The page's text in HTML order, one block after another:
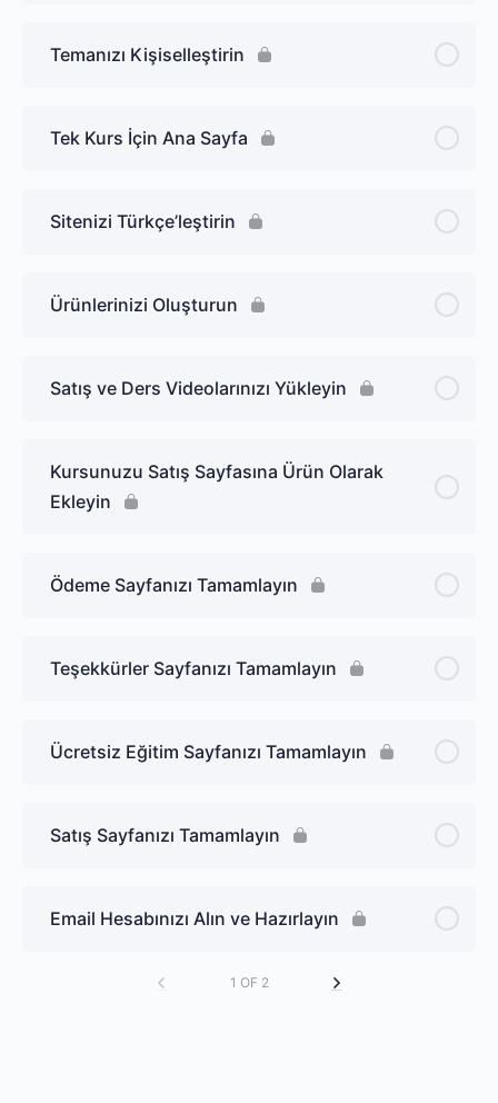
Temanızı Kişiselleştirin
Tek Kurs İçin Ana Sayfa
Sitenizi Türkçe’leştirin
Ürünlerinizi Oluşturun
Satış ve Ders Videolarınızı Yükleyin
Kursunuzu Satış Sayfasına Ürün Olarak
Ekleyin
Ödeme Sayfanızı Tamamlayın
Teşekkürler Sayfanızı Tamamlayın
Ücretsiz Eğitim Sayfanızı Tamamlayın
Satış Sayfanızı Tamamlayın
Email Hesabınızı Alın ve Hazırlayın
1 OF 2